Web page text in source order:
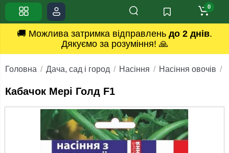
🚚 Можлива затримка відправлень до 2 днів.
Дякуємо за розуміння! 🙏
0
Головна Дача, сад і город Насіння Насіння овочів
Кабачок Мері Голд F1